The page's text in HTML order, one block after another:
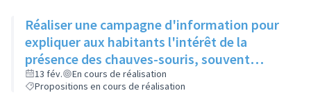
Réaliser une campagne d'information pour
expliquer aux habitants l'intérêt de la
présence des chauves-souris, souvent
victimes de leur réputation
13 fév.
En cours de réalisation
Propositions en cours de réalisation